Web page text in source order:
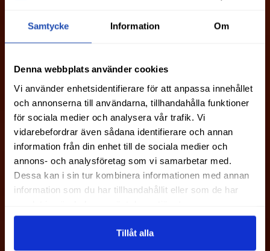
Samtycke Information Om
Denna webbplats använder cookies
Vi använder enhetsidentifierare för att anpassa innehållet
och annonserna till användarna, tillhandahålla funktioner
för sociala medier och analysera vår trafik. Vi
vidarebefordrar även sådana identifierare och annan
information från din enhet till de sociala medier och
annons- och analysföretag som vi samarbetar med.
Dessa kan i sin tur kombinera informationen med annan
information som du har tillhandahållit eller som de har
Tillåt alla